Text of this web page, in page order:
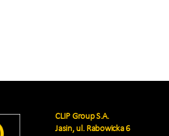
CLIP Group S.A.
Jasin, ul. Rabowicka 6